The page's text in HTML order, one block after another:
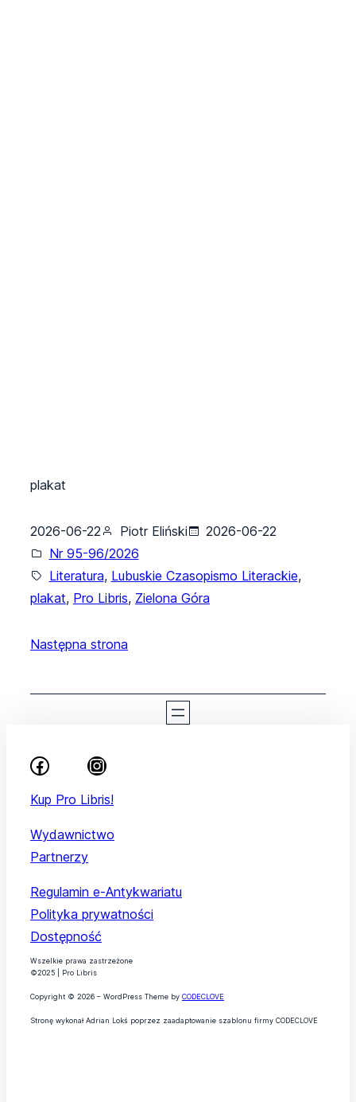
plakat
2026-06-22 Piotr Eliński
2026-06-22
Nr 95-96/2026
Literatura, Lubuskie Czasopismo Literackie,
plakat, Pro Libris, Zielona Góra
Następna strona
Kup Pro Libris!
Wydawnictwo
Partnerzy
Regulamin e-Antykwariatu
Polityka prywatności
Dostępność
Wszelkie prawa zastrzeżone
©2025 | Pro Libris
Copyright © 2026 – WordPress Theme by CODECLOVE
Stronę wykonał Adrian Lokś poprzez zaadaptowanie szablonu firmy CODECLOVE